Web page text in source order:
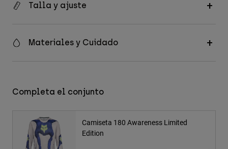
Talla y ajuste
Materiales y Cuidado
Completa el conjunto
Camiseta 180 Awareness Limited
Edition